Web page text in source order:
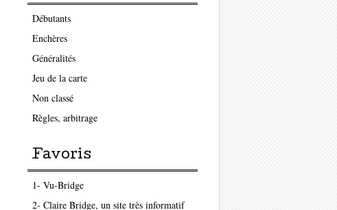
Débutants
Enchères
Généralités
Jeu de la carte
Non classé
Règles, arbitrage
Favoris
1- Vu-Bridge
2- Claire Bridge, un site très informatif